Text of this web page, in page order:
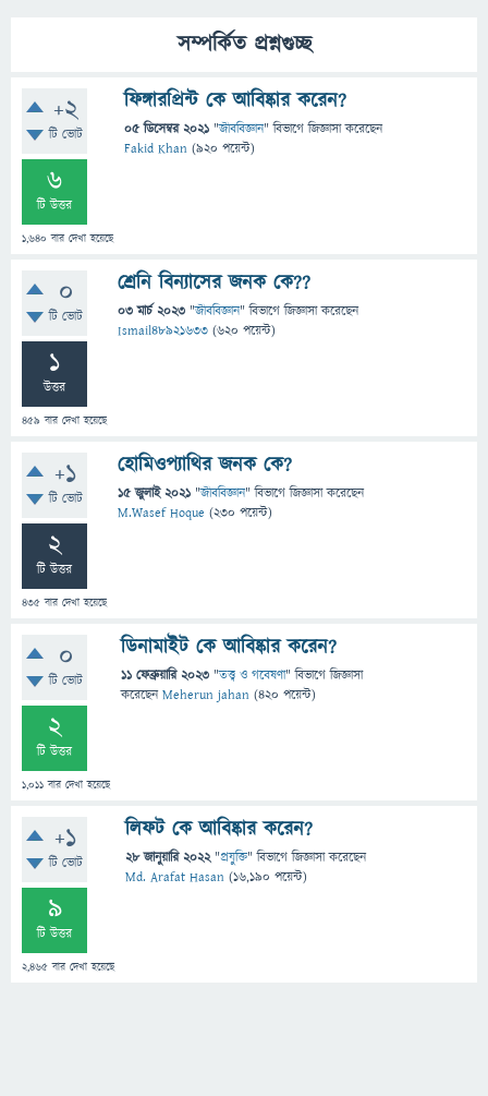
সম্পর্কিত প্রশ্নগুচ্ছ
+2
টি ভোট
6
টি উত্তর
1,640 বার দেখা হয়েছে
ফিঙ্গারপ্রিন্ট কে আবিষ্কার করেন?
05 ডিসেম্বর 2021 "জীববিজ্ঞান" বিভাগে জিজ্ঞাসাকরেছেন
Fakid Khan (920 পয়েন্ট)
0
টি ভোট
1
উত্তর
459 বার দেখা হয়েছে
শ্রেনি বিন্যাসের জনক কে??
03 মার্চ 2023 "জীববিজ্ঞান" বিভাগে জিজ্ঞাসাকরেছেন
Ismail48921633 (620 পয়েন্ট)
+1
টি ভোট
2
টি উত্তর
435 বার দেখা হয়েছে
হোমিওপ্যাথির জনক কে?
15 জুলাই 2021 "জীববিজ্ঞান" বিভাগে জিজ্ঞাসাকরেছেন
M.Wasef Hoque (230 পয়েন্ট)
0
টি ভোট
2
টি উত্তর
1,011 বার দেখা হয়েছে
ডিনামাইট কে আবিষ্কার করেন?
11 ফেব্রুয়ারি 2023 "তত্ত্ব ও গবেষণা" বিভাগে জিজ্ঞাসা
করেছেনMeherun jahan (420 পয়েন্ট)
+1
টি ভোট
9
টি উত্তর
2,465 বার দেখা হয়েছে
লিফট কে আবিষ্কার করেন?
28 জানুয়ারি 2022 "প্রযুক্তি" বিভাগে জিজ্ঞাসাকরেছেন
Md. Arafat Hasan (16,190 পয়েন্ট)